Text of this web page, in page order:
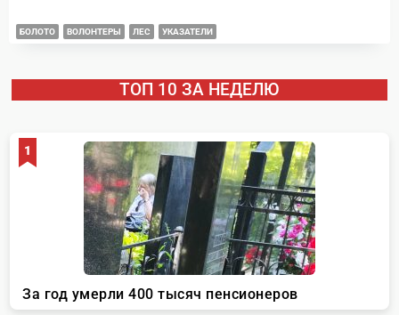
БОЛОТО ВОЛОНТЕРЫ ЛЕС УКАЗАТЕЛИ
ТОП 10 ЗА НЕДЕЛЮ